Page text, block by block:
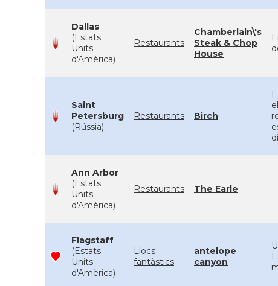
Dallas
(Estats
Units
d'Amèrica)
Restaurants
Chamberlain\'s
Steak & Chop
House
Saint
Petersburg
(Rússia)
Restaurants Birch
Ann Arbor
(Estats
Units
d'Amèrica)
Restaurants The Earle
Flagstaff
(Estats
Units
d'Amèrica)
Llocs
fantàstics
antelope
canyon